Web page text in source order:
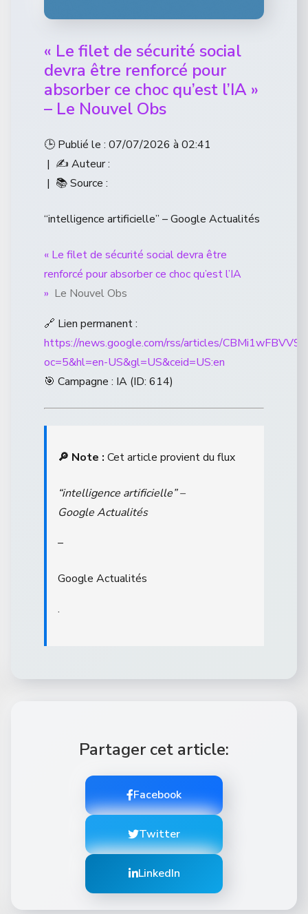
« Le filet de sécurité social
devra être renforcé pour
absorber ce choc qu’est l’IA »
– Le Nouvel Obs
🕒 Publié le : 07/07/2026 à 02:41
| ✍️ Auteur :
| 📚 Source :
“intelligence artificielle” – Google Actualités
« Le filet de sécurité social devra être
renforcé pour absorber ce choc qu’est l’IA
» Le Nouvel Obs
🔗 Lien permanent :
https://news.google.com/rss/articles/
oc=5&hl=en-US&gl=US&ceid=US:en
🎯 Campagne : IA (ID: 614)
🔎 Note : Cet article provient du flux
“intelligence artificielle” –
Google Actualités
–
Google Actualités
.
Partager cet article:
Facebook
Twitter
LinkedIn